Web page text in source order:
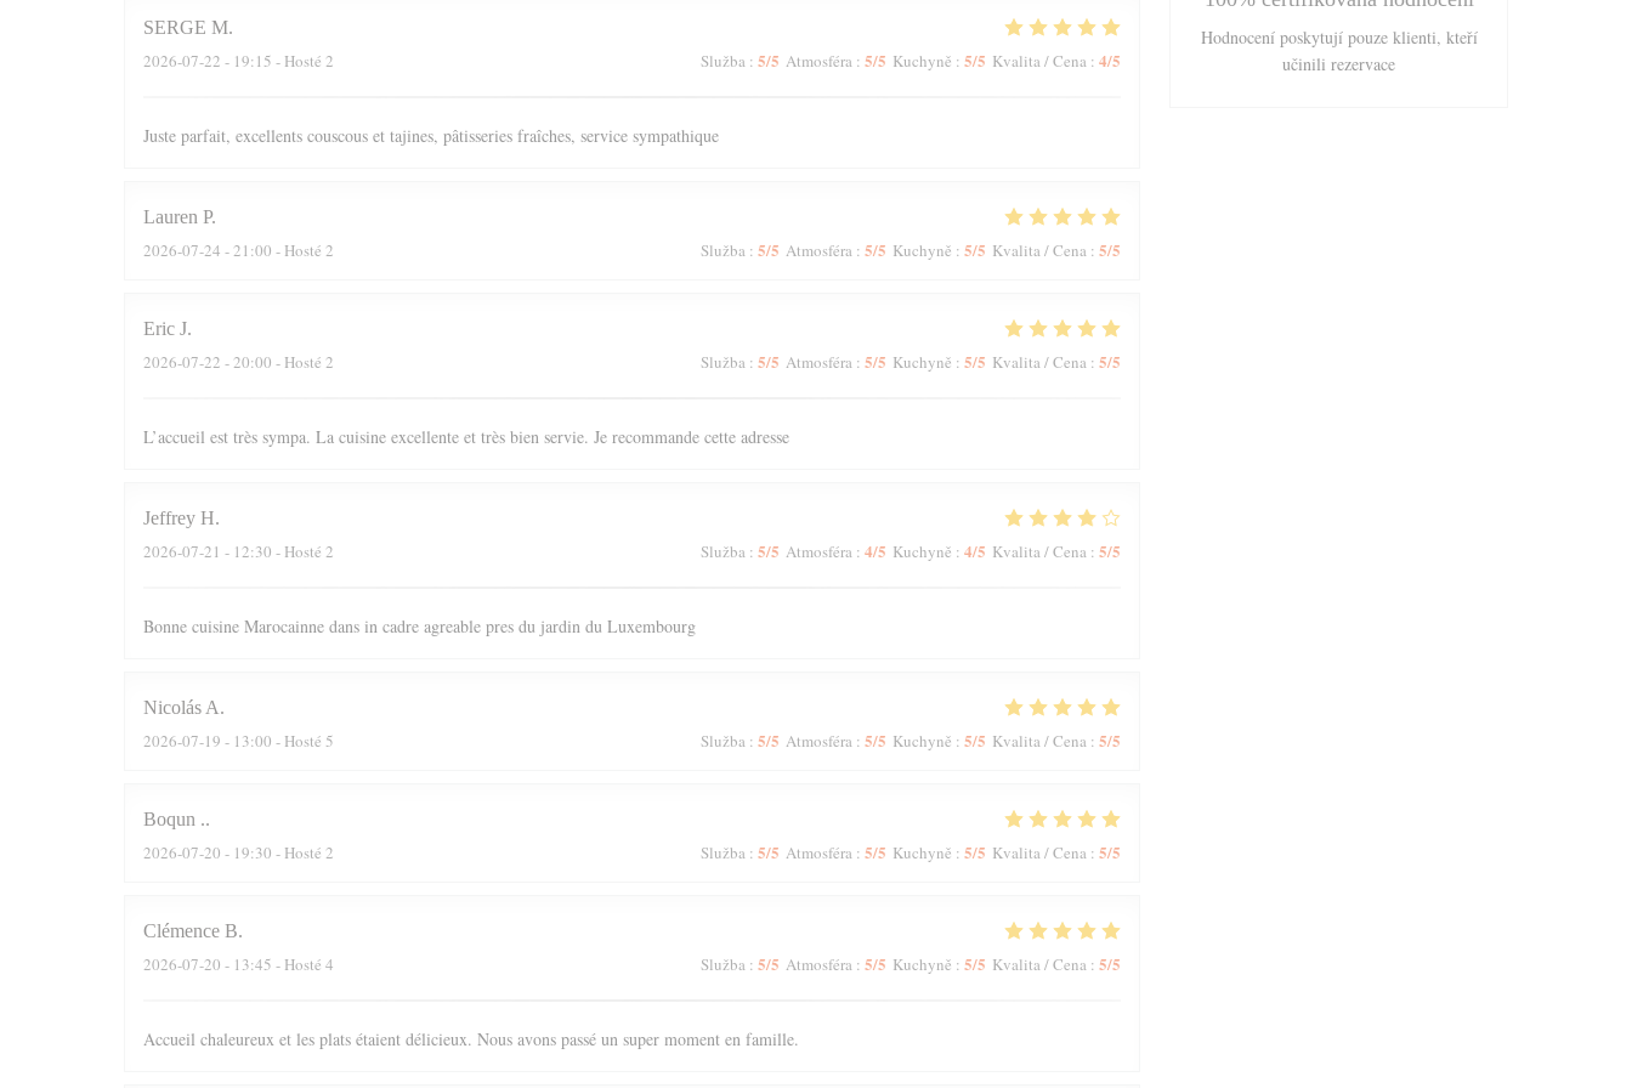
SERGE M
2026-07-22 - 19:15 - Hosté 2 Služba : 5/5 Atmosféra : 5/5 Kuchyně : 5/5 Kvalita / Cena : 4/5
Juste parfait, excellents couscous et tajines, pâtisseries fraîches, service sympathique
Lauren P
2026-07-24 - 21:00 - Hosté 2 Služba : 5/5 Atmosféra : 5/5 Kuchyně : 5/5 Kvalita / Cena : 5/5
Eric J
2026-07-22 - 20:00 - Hosté 2 Služba : 5/5 Atmosféra : 5/5 Kuchyně : 5/5 Kvalita / Cena : 5/5
L’accueil est très sympa. La cuisine excellente et très bien servie. Je recommande cette adresse
Jeffrey H
2026-07-21 - 12:30 - Hosté 2 Služba : 5/5 Atmosféra : 4/5 Kuchyně : 4/5 Kvalita / Cena : 5/5
Bonne cuisine Marocainne dans in cadre agreable pres du jardin du Luxembourg
Nicolás A
2026-07-19 - 13:00 - Hosté 5 Služba : 5/5 Atmosféra : 5/5 Kuchyně : 5/5 Kvalita / Cena : 5/5
Boqun .
2026-07-20 - 19:30 - Hosté 2 Služba : 5/5 Atmosféra : 5/5 Kuchyně : 5/5 Kvalita / Cena : 5/5
Clémence B
2026-07-20 - 13:45 - Hosté 4 Služba : 5/5 Atmosféra : 5/5 Kuchyně : 5/5 Kvalita / Cena : 5/5
Accueil chaleureux et les plats étaient délicieux. Nous avons passé un super moment en famille.
Hodnocení poskytují pouze klienti, kteří
učinili rezervace